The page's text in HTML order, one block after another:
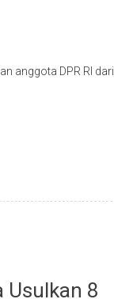
anggota DPR RI dari
Usulkan 8